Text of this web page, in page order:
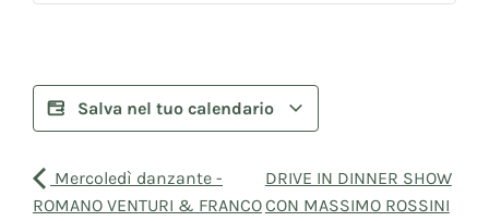
Salva nel tuo calendario
Mercoledì danzante -
ROMANO VENTURI & FRANCO
DRIVE IN DINNER SHOW
CON MASSIMO ROSSINI